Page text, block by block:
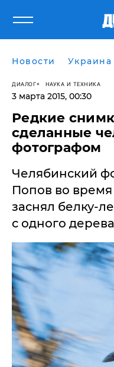
Новости Украина
ДИАЛОГ НАУКА И ТЕХНИКА
3 марта 2015, 00:30
Редкие
сделанные
фотографом
​Челябинский
Попов во время
заснял белку-
с одного